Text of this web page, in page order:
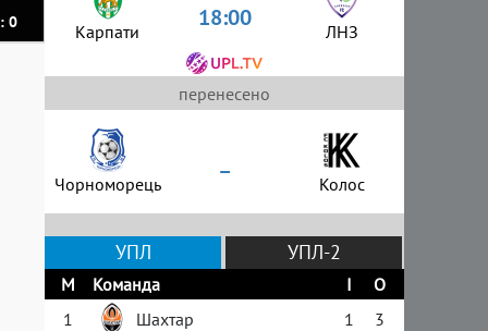
0 Карпати 18:00 ЛНЗ
перенесено
Чорноморець – Колос
УПЛ УПЛ-2
М Команда І
О
1
Шахтар 1
3